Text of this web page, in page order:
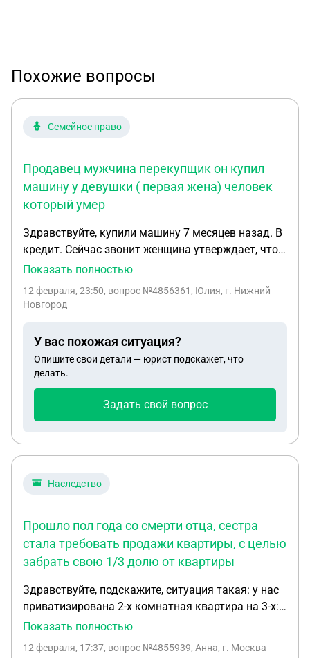
Похожие вопросы
Семейное право
Продавец мужчина перекупщик он купил
машину у девушки ( первая жена) человек
который умер
Здравствуйте, купили машину 7 месяцев назад. В
кредит. Сейчас звонит женщина утверждает, что
машина находится в розыске. Продавец мужчина
жена) человек который умер. А звонит настоящая
кредитом не было. Стоит ли нам волноваться о
законности сделки купли-продажи
Показать полностью
12 февраля, 23:50, вопрос №4856361, Юлия, г. Нижний
Новгород
У вас похожая ситуация?
Опишите свои детали — юрист подскажет, что
делать.
Задать свой вопрос
Наследство
Прошло пол года со смерти отца, сестра
стала требовать продажи квартиры, с целью
забрать свою 1/3 долю от квартиры
Здравствуйте, подскажите, ситуация такая: у нас
приватизирована 2-х комнатная квартира на 3-х:
я, папа и сестра. Отец умер- в его долю в
Показать полностью
12 февраля, 17:37, вопрос №4855939, Анна, г. Москва